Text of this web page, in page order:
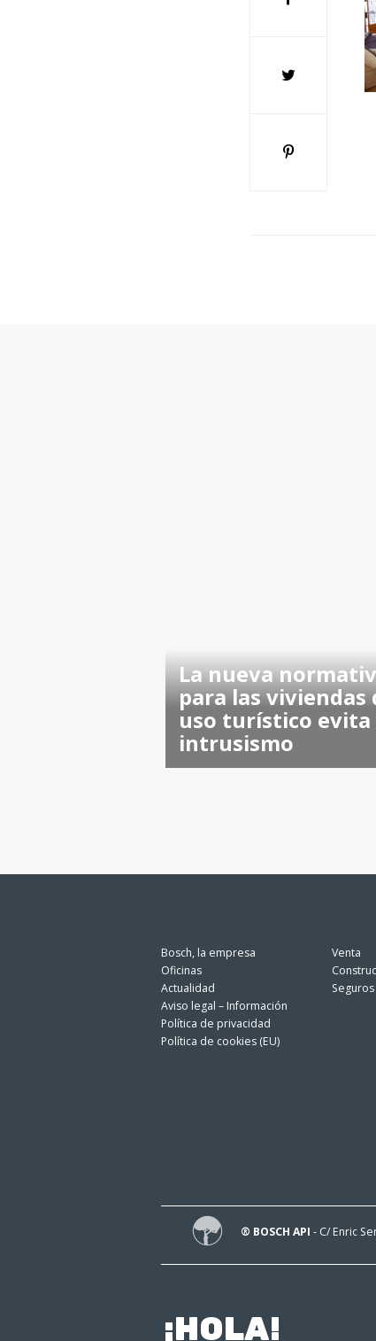
La nueva
para las viviendas
uso turístico evita
intrusismo
Bosch, la empresa
Oficinas
Actualidad
Aviso legal – Información
Política de privacidad
Política de cookies (EU)
Venta
Seguros
® BOSCH API - C/ Enric
¡HOLA!